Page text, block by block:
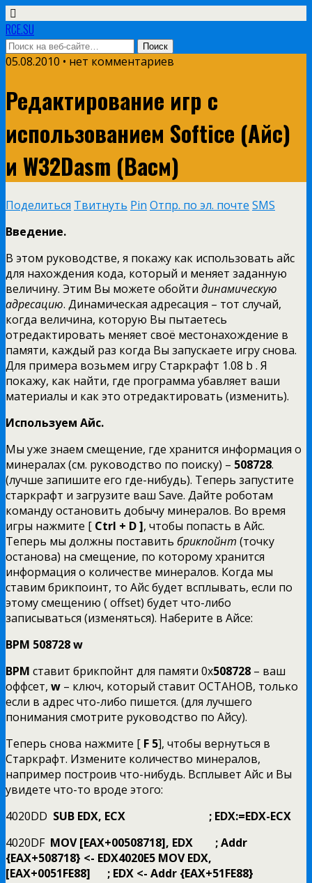
RCE.SU
05.08.2010 • нет комментариев
Редактирование игр с
использованием Softice (Айс)
и W32Dasm (Васм)
Поделиться Твитнуть Pin Отпр. по эл. почте SMS
Введение.
В этом руководстве, я покажу как использовать айс
для нахождения кода, который и меняет заданную
величину. Этим Вы можете обойти динамическую
адресацию. Динамическая адресация – тот случай,
когда величина, которую Вы пытаетесь
отредактировать меняет своё местонахождение в
памяти, каждый раз когда Вы запускаете игру снова.
Для примера возьмем игру Старкрафт 1.08 b . Я
покажу, как найти, где программа убавляет ваши
материалы и как это отредактировать (изменить).
Используем Айс.
Мы уже знаем смещение, где хранится информация о
минералах (см. руководство по поиску) – 508728.
(лучше запишите его где-нибудь). Теперь запустите
старкрафт и загрузите ваш Save. Дайте роботам
команду остановить добычу минералов. Во время
игры нажмите [ Ctrl + D], чтобы попасть в Айс.
Теперь мы должны поставить брикпойнт (точку
останова) на смещение, по которому хранится
информация о количестве минералов. Когда мы
ставим брикпоинт, то Айс будет всплывать, если по
этому смещению ( offset) будет что-либо
записываться (изменяться). Наберите в Айсе:
BPM 508728w
BPM ставит брикпойнт для памяти 0x508728 – ваш
оффсет, w – ключ, который ставит ОСТАНОВ, только
если в адрес что-либо пишется. (для лучшего
понимания смотрите руководство по Айсу).
Теперь снова нажмите [ F 5], чтобы вернуться в
Старкрафт. Измените количество минералов,
например построив что-нибудь. Всплывет Айс и Вы
увидете что-то вроде этого:
4020DD SUB EDX, ECX ; EDX:=EDX-ECX
4020DF MOV [EAX+00508718], EDX ; Addr
{EAX+508718} <- EDX4020E5 MOV EDX,
[EAX+0051FE88] ; EDX <- Addr {EAX+51FE88}